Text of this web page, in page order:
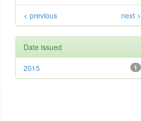
< previous next >
Date issued
1
2015